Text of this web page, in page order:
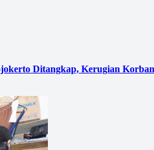
Ditangkap, Kerugian